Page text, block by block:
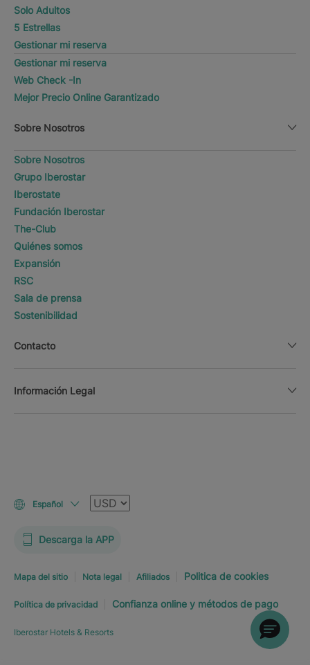
Solo Adultos
5 Estrellas
Gestionar mi reserva
Gestionar mi reserva
Web Check -In
Mejor Precio Online Garantizado
Sobre Nosotros
Sobre Nosotros
Grupo Iberostar
Iberostate
Fundación Iberostar
The-Club
Quiénes somos
Expansión
RSC
Sala de prensa
Sostenibilidad
Contacto
Información Legal
Español Moneda
Descarga la APP
Mapa del sitio Nota legal Afiliados Politica de cookies
Política de privacidad Confianza online y métodos de pago
Iberostar Hotels & Resorts